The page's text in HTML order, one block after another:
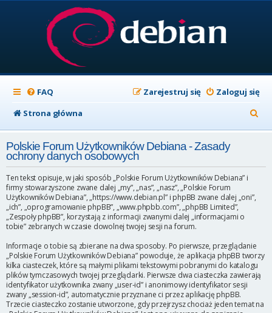
FAQ Zaloguj się
Zarejestruj się
Strona główna
z
k
Polskie Forum Użytkowników Debiana - Zasady
ochrony danych osobowych
Ten tekst opisuje, w jaki sposób „Polskie Forum Użytkowników Debiana” i
firmy stowarzyszone zwane dalej „my”, „nas”, „nasz”, „Polskie Forum
Użytkowników Debiana”, „https://www.debian.pl” i phpBB zwane dalej „oni”,
„ich”, „oprogramowanie phpBB”, „www.phpbb.com”, „phpBB Limited”,
„Zespoły phpBB”, korzystają z informacji zwanymi dalej „informacjami o
tobie” zebranych w czasie dowolnej twojej sesji na forum.
Informacje o tobie są zbierane na dwa sposoby. Po pierwsze, przeglądanie
„Polskie Forum Użytkowników Debiana” powoduje, że aplikacja phpBB tworzy
kilka ciasteczek, które są małymi plikami tekstowymi pobranymi do katalogu
plików tymczasowych twojej przeglądarki. Pierwsze dwa ciasteczka zawierają
identyfikator użytkownika zwany „user-id” i anonimowy identyfikator sesji
zwany „session-id”, automatycznie przyznane ci przez aplikację phpBB.
Trzecie ciasteczko zostanie utworzone, gdy przejrzysz chociaż jeden temat na